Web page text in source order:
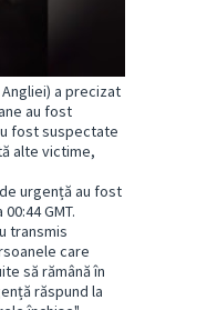
a precizat
au fost
fost suspectate
alte victime,
urgență au fost
GMT.
transmis
care
să rămână în
răspund la